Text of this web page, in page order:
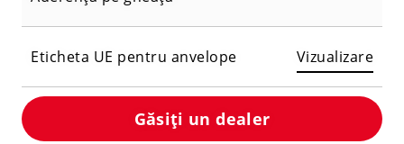
Eticheta UE pentru anvelope Vizualizare
Găsiți un dealer